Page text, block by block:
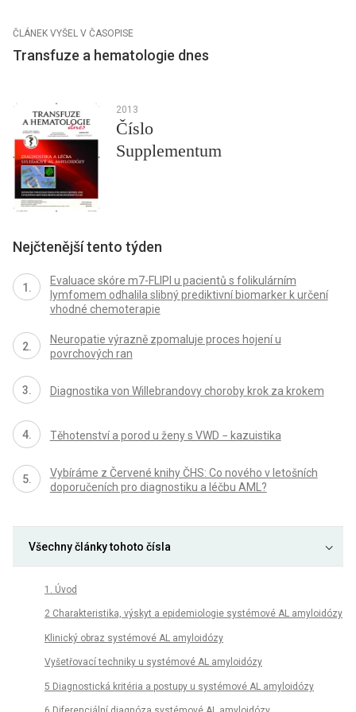
ČLÁNEK VYŠEL V ČASOPISE
Transfuze a hematologie dnes
2013
Číslo
Supplementum
Nejčtenější tento týden
Evaluace skóre m7-FLIPI u pacientů s folikulárním
lymfomem odhalila slibný prediktivní biomarker k určení
vhodné chemoterapie
Neuropatie výrazně zpomaluje proces hojení u
povrchových ran
Diagnostika von Willebrandovy choroby krok za krokem
Těhotenství a porod u ženy s VWD − kazuistika
Vybíráme z Červené knihy ČHS: Co nového v letošních
doporučeních pro diagnostiku a léčbu AML?
Všechny články tohoto čísla
1. Úvod
2 Charakteristika, výskyt a epidemiologie systémové AL amyloidózy
Klinický obraz systémové AL amyloidózy
Vyšetřovací techniky u systémové AL amyloidózy
5 Diagnostická kritéria a postupy u systémové AL amyloidózy